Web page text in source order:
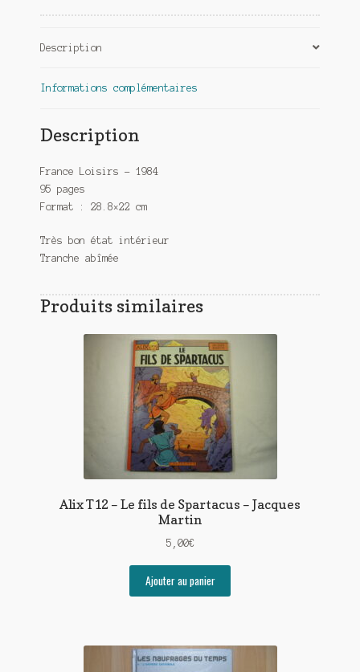
Rocky
Frank
Description
Informations complémentaires
Description
France Loisirs – 1984
95 pages
Format : 28.8×22 cm
Très bon état intérieur
Tranche abîmée
Produits similaires
Alix T12 – Le fils de Spartacus – Jacques
Martin
5,00€
Ajouter au panier